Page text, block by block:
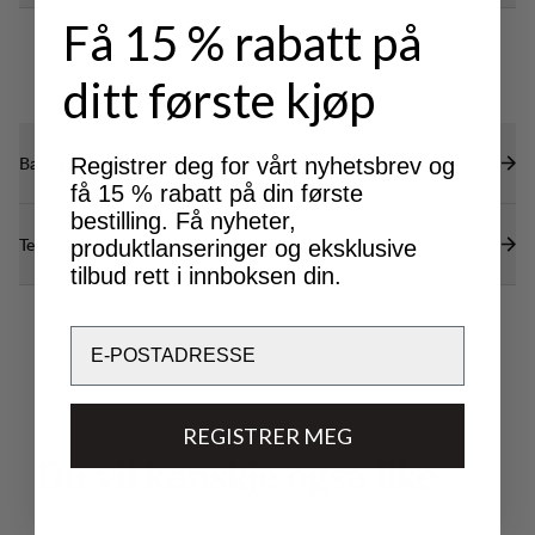
Bærekraftsegenskaper
Tekniske spesifikasjoner
u vil kanskje også like
Få 15 % rabatt på
ditt første kjøp
Registrer deg for vårt nyhetsbrev og
få 15 % rabatt på din første
bestilling. Få nyheter,
produktlanseringer og eksklusive
tilbud rett i innboksen din.
REGISTRER MEG